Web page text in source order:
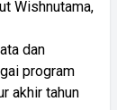
Wishnutama,
dan
program
akhir tahun